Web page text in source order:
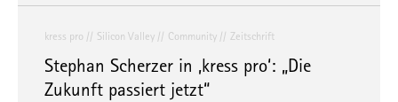
kress pro Silicon Valley Community Zeitschrift
Stephan Scherzer in ‚kress pro‘: „Die
Zukunft passiert jetzt“